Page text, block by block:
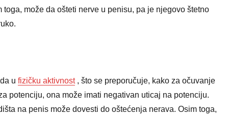
toga, može da ošteti nerve u penisu, pa je njegovo štetno
u fizičku aktivnost, što se preporučuje, kako za očuvanje
potenciju, ona može imati negativan uticaj na potenciju.
na penis može dovesti do oštećenja nerava. Osim toga,